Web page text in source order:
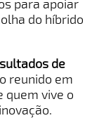
para apoiar
do híbrido
de
reunido em
quem vive o